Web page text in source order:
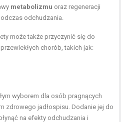
metabolizmu oraz regeneracji
odchudzania.
może także przyczynić się do
chorób, takich jak:
wyborem dla osób pragnących
zdrowego jadłospisu. Dodanie jej do
na efekty odchudzania i